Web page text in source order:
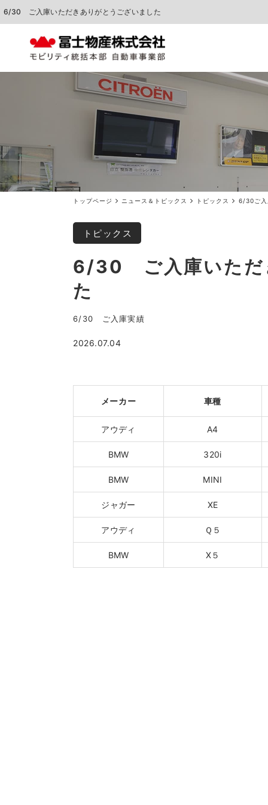
6/30 ご入庫いただきありがとうございました
トップページ ニュース＆トピックス トピックス 6/30ご入
トピックス
6/30 ご入庫いただ
た
6/30 ご入庫実績
2026.07.04
メーカー 車種
アウディ A4
BMW 320i
BMW MINI
ジャガー XE
アウディ Ｑ５
BMW X５